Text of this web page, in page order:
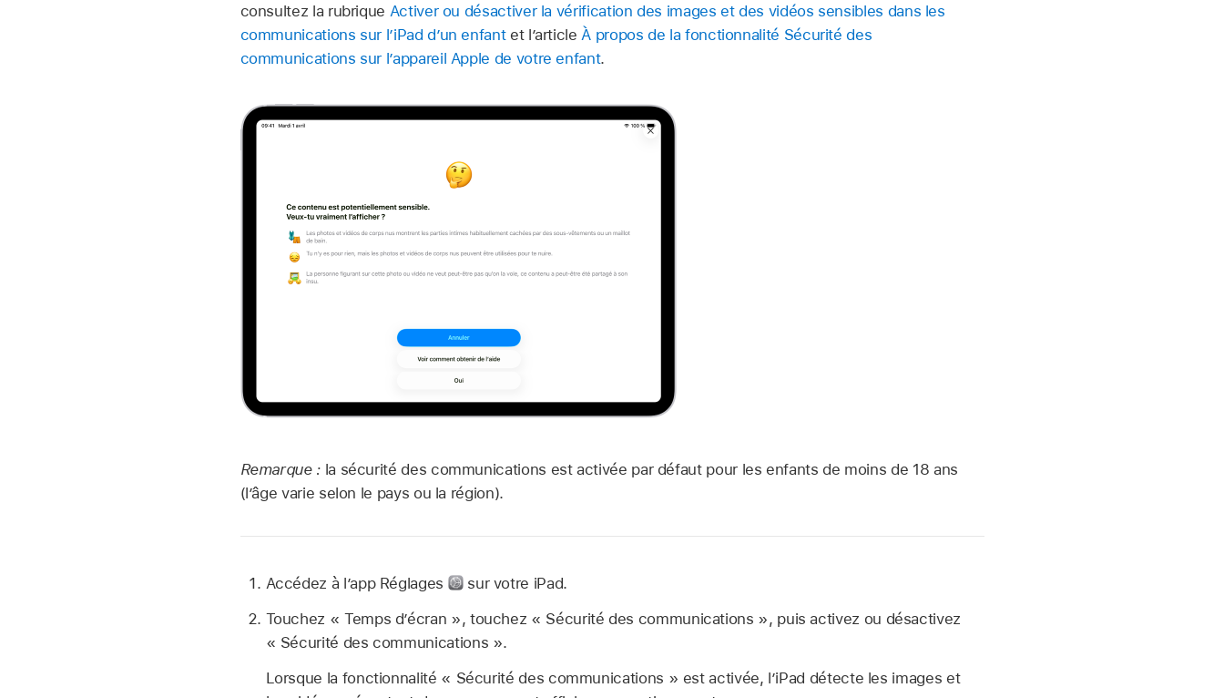
consultez la rubrique Activer ou désactiver la vérification des images et des vidéos sensibles dans les
communications sur l’iPad d’un enfantet l’article À propos de la fonctionnalité Sécurité des
communications sur l’appareil Apple de votre enfant.
Remarque : la sécurité des communications est activée par défaut pour les enfants de moins de 18 ans
(l’âge varie selon le pays ou la région).
Accédez à l’app Réglages
sur votre iPad.
Touchez « Temps d’écran », touchez « Sécurité des communications », puis activez ou désactivez
« Sécurité des communications ».
Lorsque la fonctionnalité « Sécurité des communications » est activée, l’iPad détecte les images et